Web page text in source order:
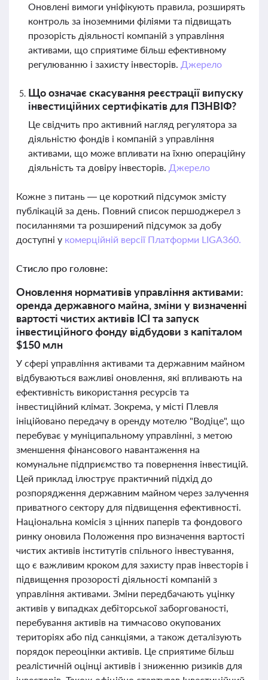
Оновлені вимоги уніфікують правила, розширять
контроль за іноземними філіями та підвищать
прозорість діяльності компаній з управління
активами, що сприятиме більш ефективному
регулюванню і захисту інвесторів. Джерело
Що означає скасування реєстрації випуску
інвестиційних сертифікатів для ПЗНВІФ?
Це свідчить про активний нагляд регулятора за
діяльністю фондів і компаній з управління
активами, що може впливати на їхню операційну
діяльність та довіру інвесторів. Джерело
Кожне з питань — це короткий підсумок змісту
публікацій за день. Повний список першоджерел з
посиланнями та розширений підсумок за добу
доступні у комерційній версії Платформи LIGA360.
Стисло про головне:
Оновлення нормативів управління активами:
оренда державного майна, зміни у визначенні
вартості чистих активів ІСІ та запуск
інвестиційного фонду відбудови з капіталом
$150 млн
У сфері управління активами та державним майном
відбуваються важливі оновлення, які впливають на
ефективність використання ресурсів та
інвестиційний клімат. Зокрема, у місті Плевля
ініційовано передачу в оренду мотелю "Водіце", що
перебуває у муніципальному управлінні, з метою
зменшення фінансового навантаження на
комунальне підприємство та повернення інвестицій.
Цей приклад ілюструє практичний підхід до
розпорядження державним майном через залучення
приватного сектору для підвищення ефективності.
Національна комісія з цінних паперів та фондового
ринку оновила Положення про визначення вартості
чистих активів інститутів спільного інвестування,
що є важливим кроком для захисту прав інвесторів і
підвищення прозорості діяльності компаній з
управління активами. Зміни передбачають уцінку
активів у випадках дебіторської заборгованості,
перебування активів на тимчасово окупованих
територіях або під санкціями, а також деталізують
порядок переоцінки активів. Це сприятиме більш
реалістичній оцінці активів і зниженню ризиків для